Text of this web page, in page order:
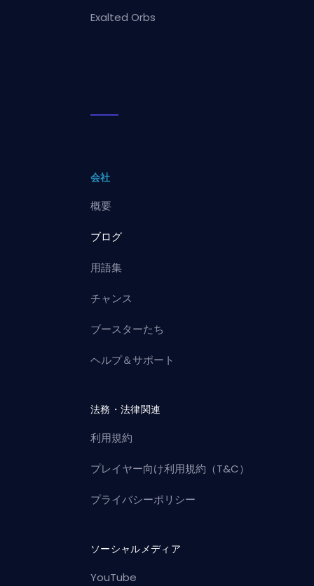
Exalted Orbs
会社
概要
ブログ
用語集
チャンス
ブースターたち
ヘルプ＆サポート
法務・法律関連
利用規約
プレイヤー向け利用規約（T&C）
プライバシーポリシー
ソーシャルメディア
YouTube